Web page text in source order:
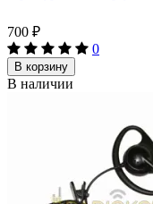
700 ₽
0
В корзину
В наличии